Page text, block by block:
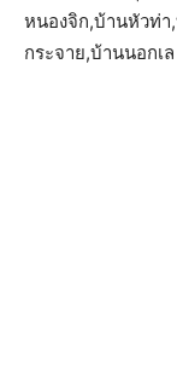
หนองจิก,บ้านหัวท่
กระจาย,บ้านนอกเล